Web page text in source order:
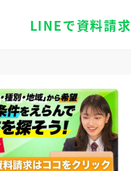
LINEで資料請求